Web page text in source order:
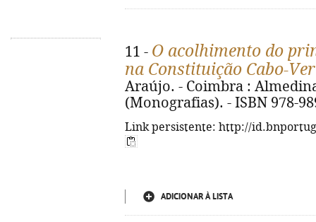
11 - O acolhimento do
na Constituição Cabo-
Araújo. - Coimbra :
(Monografias). - ISBN 978-
Link persistente: http://
ADICIONAR À LISTA